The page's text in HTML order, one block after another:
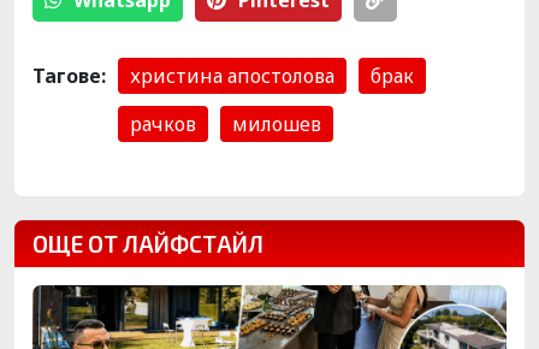
Тагове: христина апостолова
брак
рачков
милошев
ОЩЕ ОТ ЛАЙФСТАЙЛ